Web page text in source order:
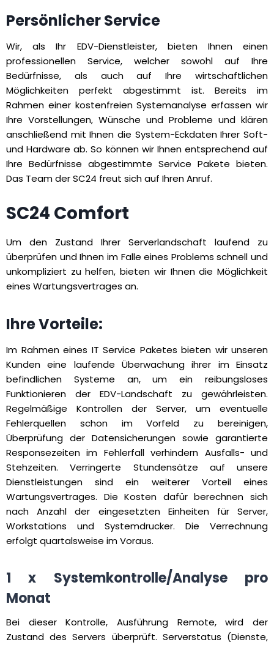
Persönlicher Service
Wir, als Ihr EDV-Dienstleister, bieten Ihnen einen
professionellen Service, welcher sowohl auf Ihre
Bedürfnisse, als auch auf Ihre wirtschaftlichen
Möglichkeiten perfekt abgestimmt ist. Bereits im
Rahmen einer kostenfreien Systemanalyse erfassen wir
Ihre Vorstellungen, Wünsche und Probleme und klären
anschließend mit Ihnen die System-Eckdaten Ihrer Soft-
und Hardware ab. So können wir Ihnen entsprechend auf
Ihre Bedürfnisse abgestimmte Service Pakete bieten.
Das Team der SC24 freut sich auf Ihren Anruf.
SC24 Comfort
Um den Zustand Ihrer Serverlandschaft laufend zu
überprüfen und Ihnen im Falle eines Problems schnell und
unkompliziert zu helfen, bieten wir Ihnen die Möglichkeit
eines Wartungsvertrages an.
Ihre Vorteile:
Im Rahmen eines IT Service Paketes bieten wir unseren
Kunden eine laufende Überwachung ihrer im Einsatz
befindlichen Systeme an, um ein reibungsloses
Funktionieren der EDV-Landschaft zu gewährleisten.
Regelmäßige Kontrollen der Server, um eventuelle
Fehlerquellen schon im Vorfeld zu bereinigen,
Überprüfung der Datensicherungen sowie garantierte
Responsezeiten im Fehlerfall verhindern Ausfalls- und
Stehzeiten. Verringerte Stundensätze auf unsere
Dienstleistungen sind ein weiterer Vorteil eines
Wartungsvertrages. Die Kosten dafür berechnen sich
nach Anzahl der eingesetzten Einheiten für Server,
Workstations und Systemdrucker. Die Verrechnung
erfolgt quartalsweise im Voraus.
1 x Systemkontrolle/Analyse pro
Monat
Bei dieser Kontrolle, Ausführung Remote, wird der
Zustand des Servers überprüft. Serverstatus (Dienste,